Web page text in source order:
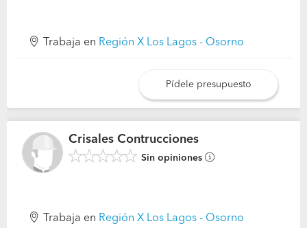
Trabaja en Región X Los Lagos - Osorno
Pídele presupuesto
Crisales Contrucciones
Sin opiniones
Trabaja en Región X Los Lagos - Osorno